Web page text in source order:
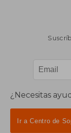
¿Necesitas
Ir a Centro de